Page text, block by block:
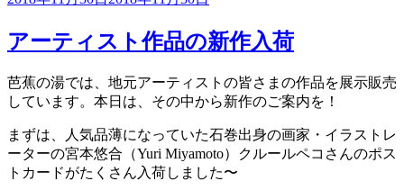
日:
アーティスト作品の新作入荷
芭蕉の湯では、地元アーティストの皆さまの作品を展示販売
しています。本日は、その中から新作のご案内を！
まずは、人気品薄になっていた石巻出身の画家・イラストレ
ーターの宮本悠合（Yuri Miyamoto）クルールペコさんのポス
トカードがたくさん入荷しました〜